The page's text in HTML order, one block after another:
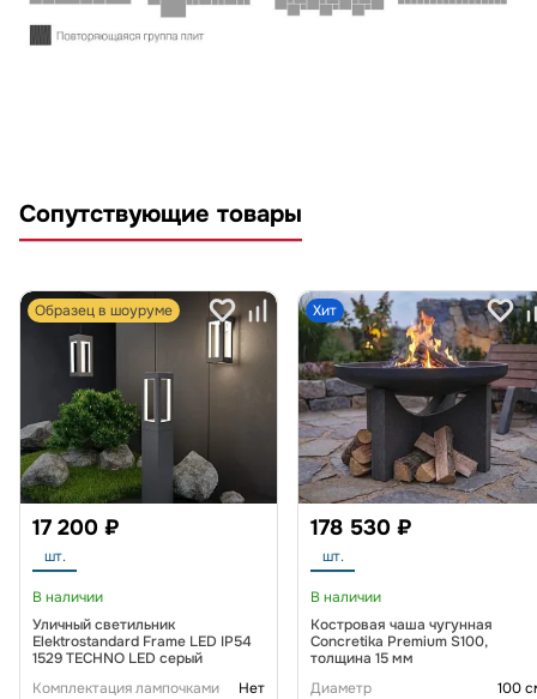
Сопутствующие товары
Образец в шоуруме
17 200 ₽
шт.
В наличии
Уличный светильник
Elektrostandard Frame LED IP54
1529 TECHNO LED серый
Комплектация лампочками
Нет
Хит
178 530 ₽
шт.
В наличии
Костровая чаша чугунная
Concretika Premium S100,
толщина 15 мм
Диаметр
100